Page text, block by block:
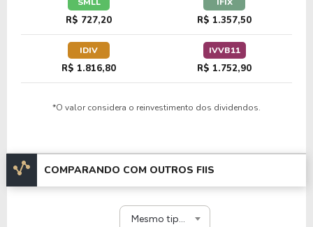
R$ 727,20 R$ 1.357,50
IDIV
R$ 1.816,80
IVVB11
R$ 1.752,90
*O valor considera o reinvestimento dos dividendos.
COMPARANDO COM OUTROS FIIS
Mesmo tipo e segmento